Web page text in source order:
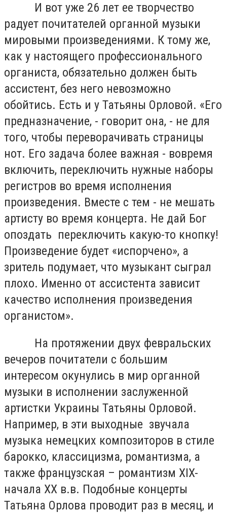
И вот уже 26 лет ее творчество
радует почитателей органной музыки
мировыми произведениями. К тому же,
как у настоящего профессионального
органиста, обязательно должен быть
ассистент, без него невозможно
обойтись. Есть и у Татьяны Орловой. «Его
предназначение, - говорит она, - не для
того, чтобы переворачивать страницы
нот. Его задача более важная - вовремя
включить, переключить нужные наборы
регистров во время исполнения
произведения. Вместе с тем - не мешать
артисту во время концерта. Не дай Бог
опоздать переключить какую-то кнопку!
Произведение будет «испорчено», а
зритель подумает, что музыкант сыграл
плохо. Именно от ассистента зависит
качество исполнения произведения
органистом».
На протяжении двух февральских
вечеров почитатели с большим
интересом окунулись в мир органной
музыки в исполнении заслуженной
артистки Украины Татьяны Орловой.
Например, в эти выходные звучала
музыка немецких композиторов в стиле
барокко, классицизма, романтизма, а
также французская – романтизм XIX-
начала XX в.в. Подобные концерты
Татьяна Орлова проводит раз в месяц, и